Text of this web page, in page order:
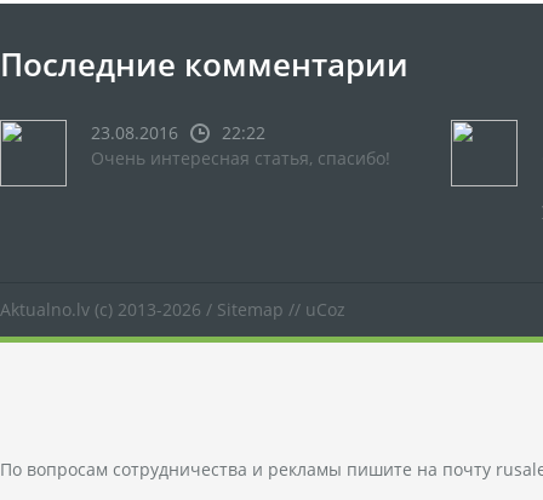
Последние комментарии
23.08.2016
22:22
Очень интересная статья, спасибо!
Aktualno.lv (c) 2013-2026 / Sitemap // uCoz
По вопросам сотрудничества и рекламы пишите на почту